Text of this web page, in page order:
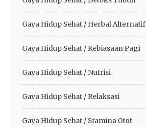
Gaya Hidup Sehat / Herbal Alternatif
Gaya Hidup Sehat / Kebiasaan Pagi
Gaya Hidup Sehat / Nutrisi
Gaya Hidup Sehat / Relaksasi
Gaya Hidup Sehat / Stamina Otot